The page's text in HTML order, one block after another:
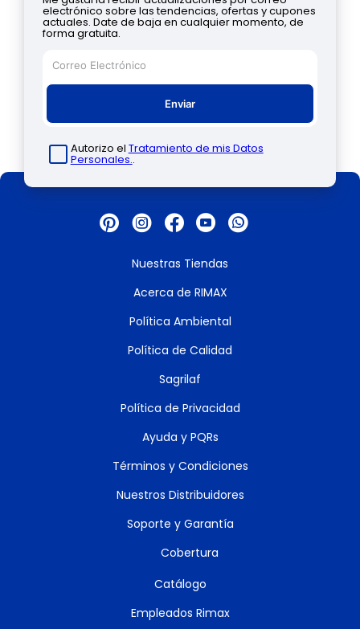
electrónico sobre las tendencias, ofertas y cupones
actuales. Date de baja en cualquier momento, de
forma gratuita.
Enviar
Autorizo el Tratamiento de mis Datos
Personales..
Nuestras Tiendas
Acerca de RIMAX
Política Ambiental
Política de Calidad
Sagrilaf
Política de Privacidad
Ayuda y PQRs
Términos y Condiciones
Nuestros Distribuidores
Soporte y Garantía
Cobertura
Catálogo
Empleados Rimax